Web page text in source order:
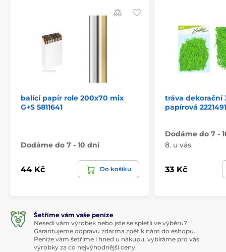
balící papír role 200x70 mix
G+S 5811641
Dodáme do 7 - 10 dní
44 Kč Do košíku
tráva dekorační
papírová 2221491
Dodáme do 7 -
8. u vás
33 Kč
Šetříme vám vaše peníze
Nesedí vám výrobek nebo jste se spletli ve výběru?
Garantujeme dopravu zdarma zpět k nám do eshopu.
Peníze vám šetříme i hned u nákupu, vybíráme pro vás
výrobky za co nejvýhodnější ceny.